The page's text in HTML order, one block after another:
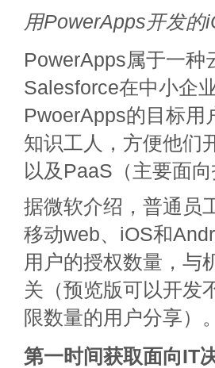
用PowerApps开发的
PowerApps属于一种
Salesforce在中小企
PwoerApps的目标用
知识工人，方便他们
以及PaaS（主要面
据微软介绍，普通员
移动web、iOS和
用户的授权数量，与
关（预览版可以开发
限数量的用户分享）。
第一时间获取面向IT